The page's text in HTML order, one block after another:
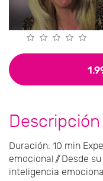
Descripción
Duración: 10 min
emocional // Desde
inteligencia